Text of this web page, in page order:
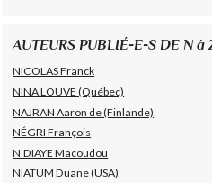
AUTEURS PUBLIÉ-E-S DE N
NICOLAS Franck
NINA LOUVE (Québec)
NAJRAN Aaron de (Finlande)
NÉGRI François
N’DIAYE Macoudou
NIATUM Duane (USA)